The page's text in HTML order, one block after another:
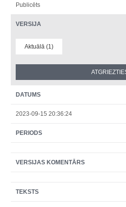
Publicēts
VERSIJA
Aktuālā (1)
DATUMS
2023-09-15 20:36:24
PERIODS
VERSIJAS KOMENTĀRS
TEKSTS